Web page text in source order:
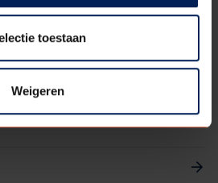
toestaan
Weigeren
Hilbrands
adviseur Koperskeuze bij
een kijkje achter de schermen via de